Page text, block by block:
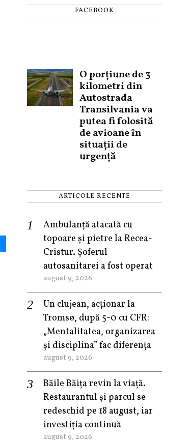
FACEBOOK
O porțiune de 3
kilometri din
Autostrada
Transilvania va
putea fi folosită
de avioane în
situații de
urgență
ARTICOLE RECENTE
Ambulanță atacată cu
topoare și pietre la Recea-
Cristur. Șoferul
autosanitarei a fost operat
august 9, 2026
Un clujean, acționar la
Tromsø, după 5-0 cu CFR:
„Mentalitatea, organizarea
și disciplina” fac diferența
august 9, 2026
Băile Băița revin la viață.
Restaurantul și parcul se
redeschid pe 18 august, iar
investiția continuă
august 9, 2026